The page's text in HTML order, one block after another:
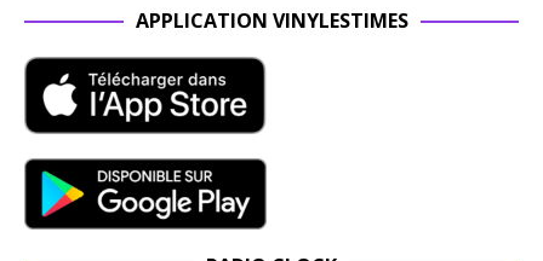
APPLICATION VINYLESTIMES